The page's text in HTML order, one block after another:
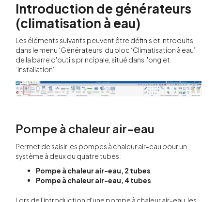
Introduction de générateurs
(climatisation à eau)
Les éléments suivants peuvent être définis et introduits
dans le menu ‘Générateurs’ du bloc ‘Climatisation à eau’
de la barre d'outils principale, situé dans l'onglet
‘Installation’ :
Pompe à chaleur air-eau
Permet de saisir les pompes à chaleur air-eau pour un
système à deux ou quatre tubes :
Pompe à chaleur air-eau, 2 tubes
Pompe à chaleur air-eau, 4 tubes
Lors de l’introduction d'une pompe à chaleur air-eau, les